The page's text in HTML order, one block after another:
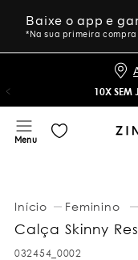
Baixe o app e
*Na sua primeira compra
10X SEM
Feminino
Calça Skinny
032454_0002